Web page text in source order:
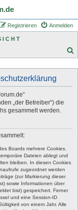
Anmelden
Registrieren
I C H T
„der Betreiber“) die
gesammelt werden.
Boards mehrere Cookies.
Dateien ablegt und
bleiben. In diesen Cookies
zugeordnet werden
(zur Markierung dieser
sowie Informationen über
bist) gespeichert. Ferner
und eine Session-ID
von einem Jahr. Alle